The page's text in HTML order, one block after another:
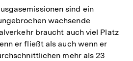
sind ein
wachsende
braucht auch viel Platz
er fließt als auch wenn er
mehr als 23